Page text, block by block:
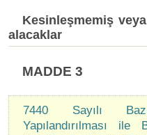
Kesinleşmemiş
alacaklar
MADDE 3
7440 Sayılı
Yapılandırılması ile